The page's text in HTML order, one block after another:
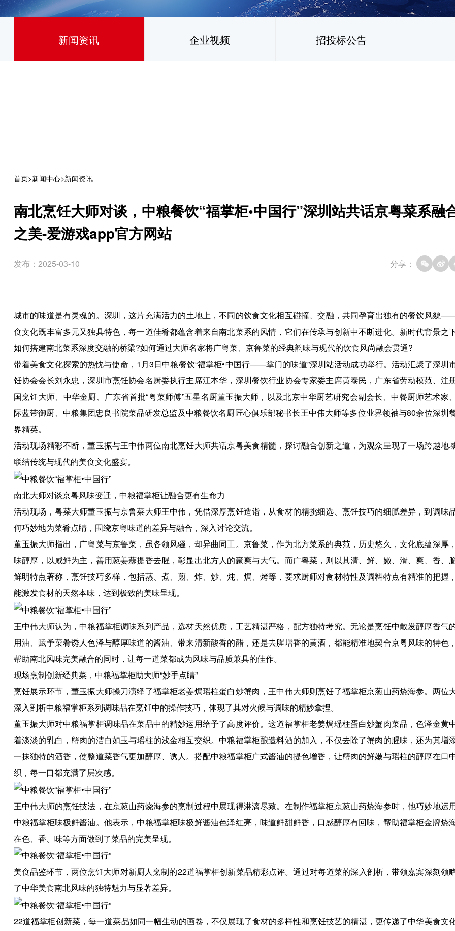
新闻资讯 企业视频 招投标公告
首页>新闻中心>新闻资讯
南北烹饪大师对谈，中粮餐饮“福掌柜•中国行”深圳站共话京粤菜系融
之美-爱游戏app官方网站
发布：2025-03-10 分享：
城市的味道是有灵魂的。深圳，这片充满活力的土地上，不同的饮食文化相互碰撞、交融，共同孕育出独有的餐饮风貌
食文化既丰富多元又独具特色，每一道佳肴都蕴含着来自南北菜系的风情，它们在传承与创新中不断进化。新时代背景之
如何搭建南北菜系深度交融的桥梁?如何通过大师名家将广粤菜、京鲁菜的经典韵味与现代的饮食风尚融会贯通?
带着美食文化探索的热忱与使命，1月3日中粮餐饮“福掌柜•中国行——掌门的味道”深圳站活动成功举行。活动汇聚了深圳
饪协会会长刘永忠，深圳市烹饪协会名厨委执行主席江本华，深圳餐饮行业协会专家委主席黄泰民，广东省劳动模范、注
国烹饪大师、中华金厨、广东省首批“粤菜师傅”五星名厨董玉振大师，以及北京中华厨艺研究会副会长、中餐厨师艺术家
际蓝带御厨、中粮集团忠良书院菜品研发总监及中粮餐饮名厨匠心俱乐部秘书长王中伟大师等多位业界领袖与80余位深圳
界精英。
活动现场精彩不断，董玉振与王中伟两位南北烹饪大师共话京粤美食精髓，探讨融合创新之道，为观众呈现了一场跨越地
联结传统与现代的美食文化盛宴。
南北大师对谈京粤风味变迁，中粮福掌柜让融合更有生命力
活动现场，粤菜大师董玉振与京鲁菜大师王中伟，凭借深厚烹饪造诣，从食材的精挑细选、烹饪技巧的细腻差异，到调味
何巧妙地为菜肴点睛，围绕京粤味道的差异与融合，深入讨论交流。
董玉振大师指出，广粤菜与京鲁菜，虽各领风骚，却异曲同工。京鲁菜，作为北方菜系的典范，历史悠久，文化底蕴深厚
味醇厚，以咸鲜为主，善用葱姜蒜提香去腥，彰显出北方人的豪爽与大气。而广粤菜，则以其清、鲜、嫩、滑、爽、香、
鲜明特点著称，烹饪技巧多样，包括蒸、煮、煎、炸、炒、炖、焗、烤等，要求厨师对食材特性及调料特点有精准的把握
能激发食材的天然本味，达到极致的美味呈现。
王中伟大师认为，中粮福掌柜调味系列产品，选材天然优质，工艺精湛严格，配方独特考究。无论是烹饪中散发醇厚香气
用油、赋予菜肴诱人色泽与醇厚味道的酱油、带来清新酸香的醋，还是去腥增香的黄酒，都能精准地契合京粤风味的特色
帮助南北风味完美融合的同时，让每一道菜都成为风味与品质兼具的佳作。
现场烹制创新经典菜，中粮福掌柜助大师“妙手点睛”
烹饪展示环节，董玉振大师操刀演绎了福掌柜老姜焗瑶柱蛋白炒蟹肉，王中伟大师则烹饪了福掌柜京葱山药烧海参。两位
深入剖析中粮福掌柜系列调味品在烹饪中的操作技巧，体现了其对火候与调味的精妙拿捏。
董玉振大师对中粮福掌柜调味品在菜品中的精妙运用给予了高度评价。这道福掌柜老姜焗瑶柱蛋白炒蟹肉菜品，色泽金黄
着淡淡的乳白，蟹肉的洁白如玉与瑶柱的浅金相互交织。中粮福掌柜酿造料酒的加入，不仅去除了蟹肉的腥味，还为其增
一抹独特的酒香，使整道菜香气更加醇厚、诱人。搭配中粮福掌柜广式酱油的提色增香，让蟹肉的鲜嫩与瑶柱的醇厚在口
织，每一口都充满了层次感。
王中伟大师的烹饪技法，在京葱山药烧海参的烹制过程中展现得淋漓尽致。在制作福掌柜京葱山药烧海参时，他巧妙地运
中粮福掌柜味极鲜酱油。他表示，中粮福掌柜味极鲜酱油色泽红亮，味道鲜甜鲜香，口感醇厚有回味，帮助福掌柜金牌烧
在色、香、味等方面做到了菜品的完美呈现。
美食品鉴环节，两位烹饪大师对新厨人烹制的22道福掌柜创新菜品精彩点评。通过对每道菜的深入剖析，带领嘉宾深刻领
了中华美食南北风味的独特魅力与显著差异。
22道福掌柜创新菜，每一道菜品如同一幅生动的画卷，不仅展现了食材的多样性和烹饪技艺的精湛，更传递了中华美食文